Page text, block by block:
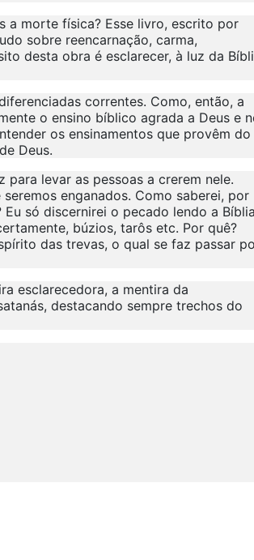
a morte física? Esse livro, escrito por
sobre reencarnação, carma,
desta obra é esclarecer, à luz da
correntes. Como, então, a
o ensino bíblico agrada a Deus e
os ensinamentos que provêm do
Deus.
levar as pessoas a crerem nele.
enganados. Como saberei, por
só discernirei o pecado lendo a Bíblia
búzios, tarôs etc. Por quê?
das trevas, o qual se faz passar
esclarecedora, a mentira da
destacando sempre trechos do